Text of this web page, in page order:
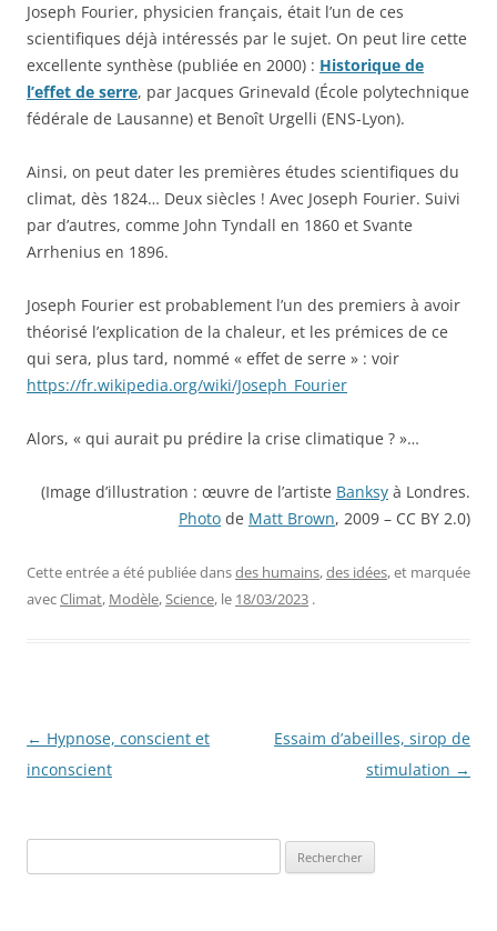
Joseph Fourier, physicien français, était l’un de ces
scientifiques déjà intéressés par le sujet. On peut lire cette
excellente synthèse (publiée en 2000) : Historique de
l’effet de serre, par Jacques Grinevald (École polytechnique
fédérale de Lausanne) et Benoît Urgelli (ENS-Lyon).
Ainsi, on peut dater les premières études scientifiques du
climat, dès 1824… Deux siècles ! Avec Joseph Fourier. Suivi
par d’autres, comme John Tyndall en 1860 et Svante
Arrhenius en 1896.
Joseph Fourier est probablement l’un des premiers à avoir
théorisé l’explication de la chaleur, et les prémices de ce
qui sera, plus tard, nommé « effet de serre » : voir
https://fr.wikipedia.org/wiki/Joseph_Fourier
Alors, « qui aurait pu prédire la crise climatique ? »…
(Image d’illustration : œuvre de l’artiste Banksy à Londres.
Photo de Matt Brown, 2009 – CC BY 2.0)
Cette entrée a été publiée dansdes humains,des idées, et marquée
avecClimat, Modèle,Science, le 18/03/2023 .
Navigation
des
← Hypnose, conscient et
inconscient
Essaim d’abeilles, sirop de
stimulation →